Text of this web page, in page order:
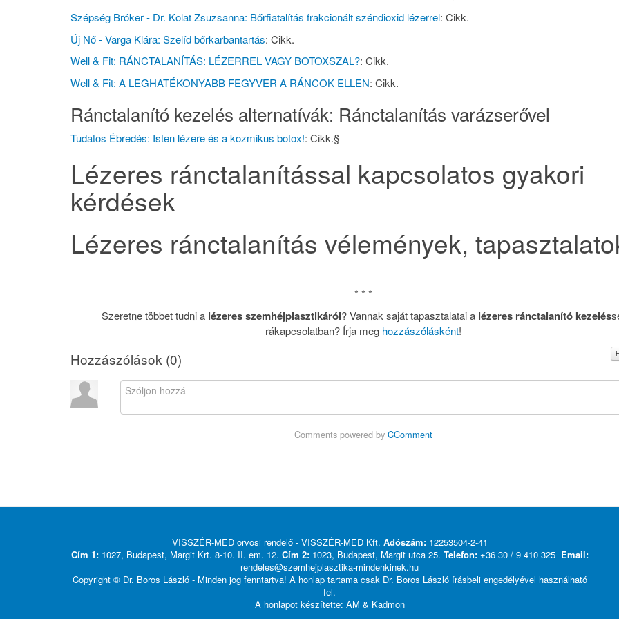
Szépség Bróker - Dr. Kolat Zsuzsanna: Bőrfiatalítás frakcionált széndioxid lézerrel: Cikk.
Új Nő - Varga Klára: Szelíd bőrkarbantartás: Cikk.
Well & Fit: RÁNCTALANÍTÁS: LÉZERREL VAGY BOTOXSZAL?: Cikk.
Well & Fit: A LEGHATÉKONYABB FEGYVER A RÁNCOK ELLEN: Cikk.
Ránctalanító kezelés alternatívák: Ránctalanítás varázserővel
Tudatos Ébredés: Isten lézere és a kozmikus botox!: Cikk.§
Lézeres ránctalanítással kapcsolatos gyakori
kérdések
Lézeres ránctalanítás vélemények,
* * *
Szeretne többet tudni a lézeres szemhéjplasztikáról? Vannak saját tapasztalatai a lézeres ránctalanító kezelés
rákapcsolatban? Írja meg hozzászólásként!
Hozzászólások (0)
Comments powered by CComment
VISSZÉR-MED orvosi rendelő - VISSZÉR-MED Kft. Adószám:12253504-2-41
Cím 1:1027, Budapest, Margit Krt. 8-10. II. em. 12. Cím 2:1023, Budapest, Margit utca 25. Telefon: +36 30 / 9 410 325 Email:
rendeles@szemhejplasztika-mindenkinek.hu
Copyright © Dr. Boros László - Minden jog fenntartva! A honlap tartama csak Dr. Boros László írásbeli engedélyével használható
fel.
A honlapot készítette: AM & Kadmon